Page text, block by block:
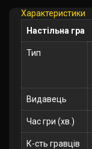
Характеристики
Настільна гра
Тип
Видавець
Час гри (хв.)
К-сть гравців